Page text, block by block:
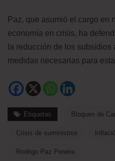
Paz, que asumió el cargo en
economía en crisis, ha
la reducción de los
medidas necesarias para
Etiquetas Bloqueo de
Crisis de suministros
Rodrigo Paz Pereira